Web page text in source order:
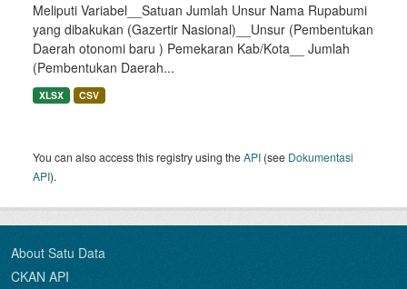
Meliputi Variabel__Satuan Jumlah Unsur Nama Rupabumi
yang dibakukan (Gazertir Nasional)__Unsur (Pembentukan
Daerah otonomi baru ) Pemekaran Kab/Kota__ Jumlah
(Pembentukan Daerah...
XLSX CSV
You can also access this registry using theAPI (see Dokumentasi
API).
About Satu Data
CKAN API